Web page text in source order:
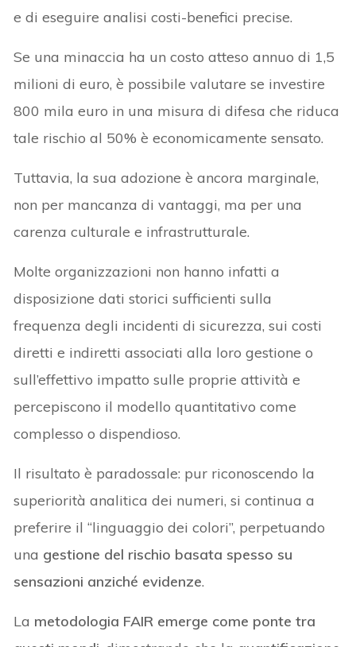
e di eseguire analisi costi-benefici precise.
Se una minaccia ha un costo atteso annuo di 1,5
milioni di euro, è possibile valutare se investire
800 mila euro in una misura di difesa che riduca
tale rischio al 50% è economicamente sensato.
Tuttavia, la sua adozione è ancora marginale,
non per mancanza di vantaggi, ma per una
carenza culturale e infrastrutturale.
Molte organizzazioni non hanno infatti a
disposizione dati storici sufficienti sulla
frequenza degli incidenti di sicurezza, sui costi
diretti e indiretti associati alla loro gestione o
sull’effettivo impatto sulle proprie attività e
percepiscono il modello quantitativo come
complesso o dispendioso.
Il risultato è paradossale: pur riconoscendo la
superiorità analitica dei numeri, si continua a
preferire il “linguaggio dei colori”, perpetuando
una gestione del rischio basata spesso su
sensazioni anziché evidenze.
La metodologia FAIR emerge come ponte tra